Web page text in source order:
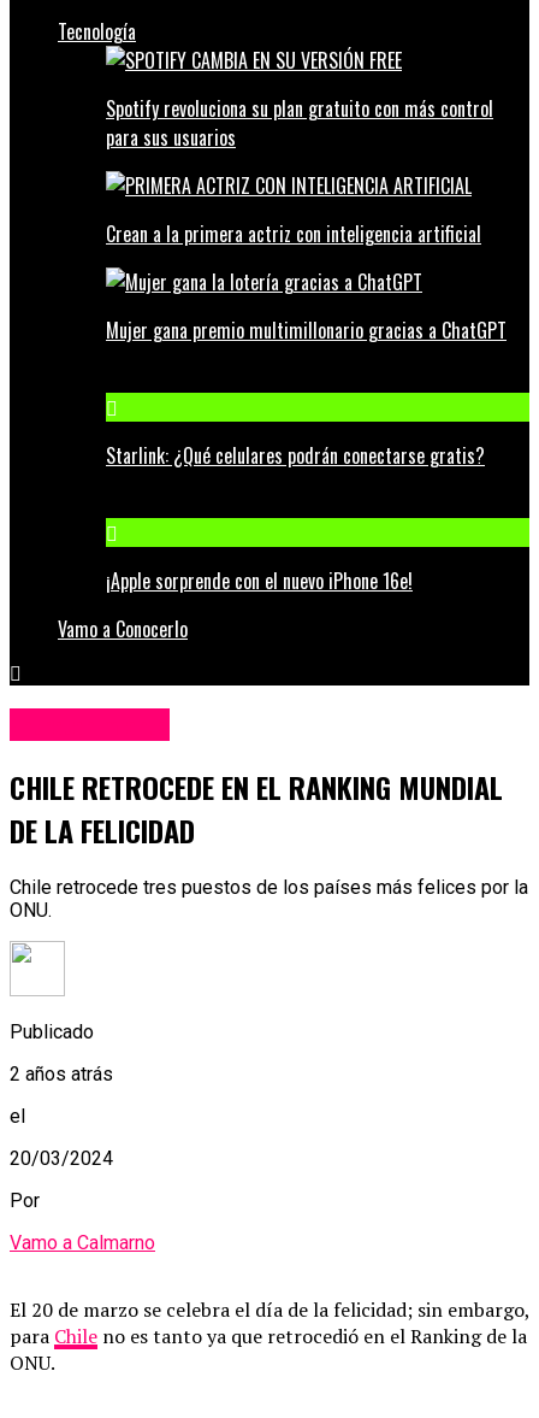
Tecnología
Spotify revoluciona su plan gratuito con más control
para sus usuarios
Crean a la primera actriz con inteligencia artificial
Mujer gana premio multimillonario gracias a ChatGPT
Starlink: ¿Qué celulares podrán conectarse gratis?
¡Apple sorprende con el nuevo iPhone 16e!
Vamo a Conocerlo
CHILE RETROCEDE EN EL RANKING MUNDIAL
DE LA FELICIDAD
Chile retrocede tres puestos de los países más felices por la
ONU.
Publicado
2 años atrás
el
20/03/2024
Por
Vamo a Calmarno
El 20 de marzo se celebra el día de la felicidad; sin embargo,
para Chile no es tanto ya que retrocedió en el Ranking de la
ONU.